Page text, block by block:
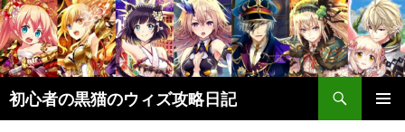
初心者の黒猫のウィズ攻略日記
検
索